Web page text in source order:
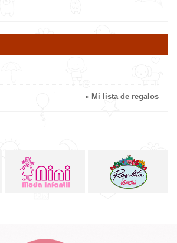
» Mi lista de regalos